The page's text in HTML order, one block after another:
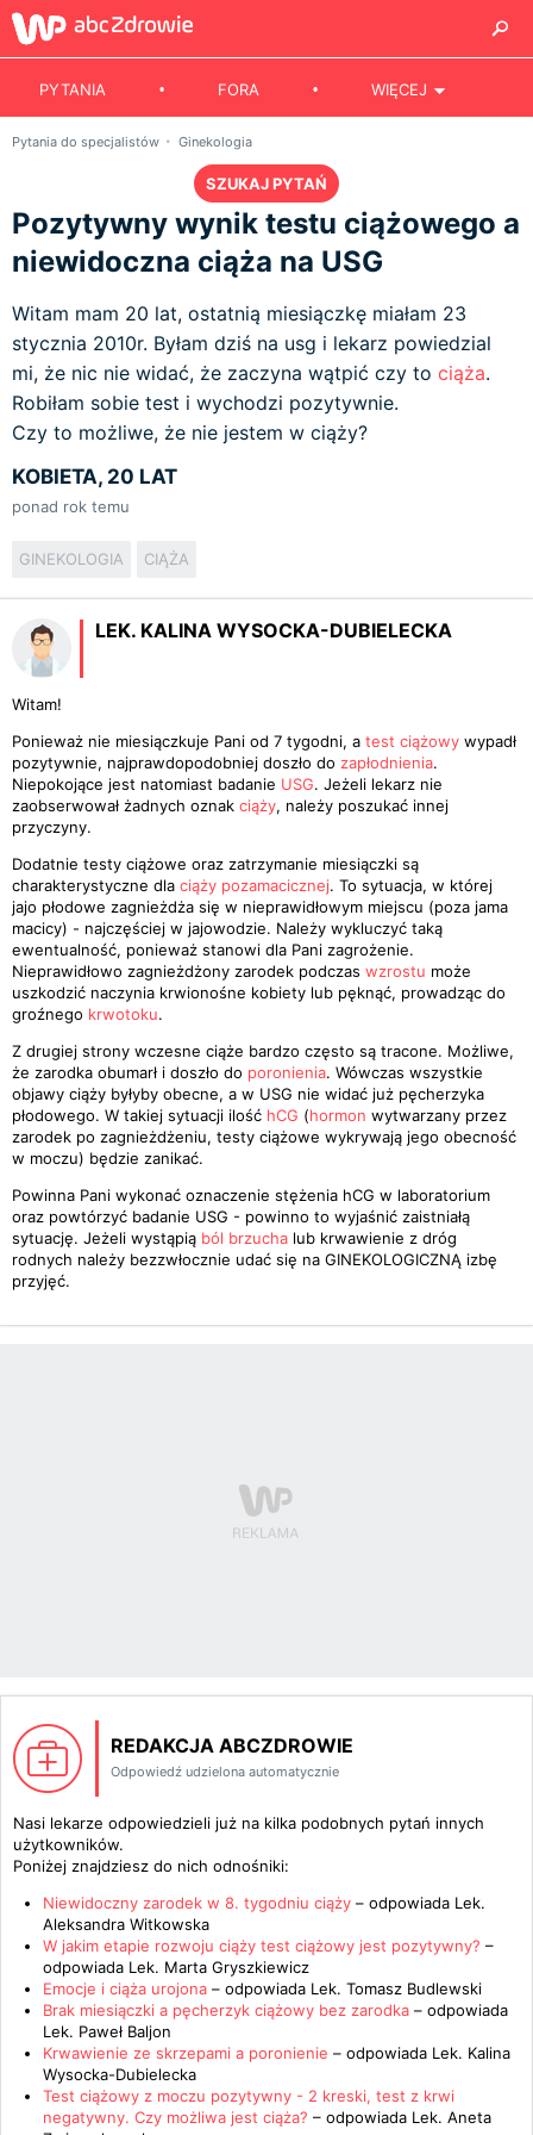
PYTANIA FORA WIĘCEJ
Pytania do specjalistów Ginekologia
SZUKAJ PYTAŃ
Pozytywny wynik testu ciążowego a
niewidoczna ciąża na USG
Witam mam 20 lat, ostatnią miesiączkę miałam 23
stycznia 2010r. Byłam dziś na usg i lekarz powiedzial
mi, że nic nie widać, że zaczyna wątpić czy to ciąża.
Robiłam sobie test i wychodzi pozytywnie.
Czy to możliwe, że nie jestem w ciąży?
KOBIETA, 20 LAT
ponad rok temu
GINEKOLOGIA CIĄŻA
LEK. KALINA WYSOCKA-DUBIELECKA
Witam!
Ponieważ nie miesiączkuje Pani od 7 tygodni, a test ciążowy wypadł
pozytywnie, najprawdopodobniej doszło do zapłodnienia.
Niepokojące jest natomiast badanie USG. Jeżeli lekarz nie
zaobserwował żadnych oznak ciąży, należy poszukać innej
przyczyny.
Dodatnie testy ciążowe oraz zatrzymanie miesiączki są
charakterystyczne dla ciąży pozamacicznej. To sytuacja, w której
jajo płodowe zagnieżdża się w nieprawidłowym miejscu (poza jama
macicy) - najczęściej w jajowodzie. Należy wykluczyć taką
ewentualność, ponieważ stanowi dla Pani zagrożenie.
Nieprawidłowo zagnieżdżony zarodek podczas wzrostu może
uszkodzić naczynia krwionośne kobiety lub pęknąć, prowadząc do
groźnego krwotoku.
Z drugiej strony wczesne ciąże bardzo często są tracone. Możliwe,
że zarodka obumarł i doszło do poronienia. Wówczas wszystkie
objawy ciąży byłyby obecne, a w USG nie widać już pęcherzyka
płodowego. W takiej sytuacji ilość hCG (hormon wytwarzany przez
zarodek po zagnieżdżeniu, testy ciążowe wykrywają jego obecność
w moczu) będzie zanikać.
Powinna Pani wykonać oznaczenie stężenia hCG w laboratorium
oraz powtórzyć badanie USG - powinno to wyjaśnić zaistniałą
sytuację. Jeżeli wystąpią ból brzucha lub krwawienie z dróg
rodnych należy bezzwłocznie udać się na GINEKOLOGICZNĄ izbę
przyjęć.
REDAKCJA ABCZDROWIE
Odpowiedź udzielona automatycznie
Nasi lekarze odpowiedzieli już na kilka podobnych pytań innych
użytkowników.
Poniżej znajdziesz do nich odnośniki:
Niewidoczny zarodek w 8. tygodniu ciąży – odpowiada Lek.
Aleksandra Witkowska
W jakim etapie rozwoju ciąży test ciążowy jest pozytywny? –
odpowiada Lek. Marta Gryszkiewicz
Emocje i ciąża urojona – odpowiada Lek. Tomasz Budlewski
Brak miesiączki a pęcherzyk ciążowy bez zarodka – odpowiada
Lek. Paweł Baljon
Krwawienie ze skrzepami a poronienie – odpowiada Lek. Kalina
Wysocka-Dubielecka
Test ciążowy z moczu pozytywny - 2 kreski, test z krwi
negatywny. Czy możliwa jest ciąża? – odpowiada Lek. Aneta